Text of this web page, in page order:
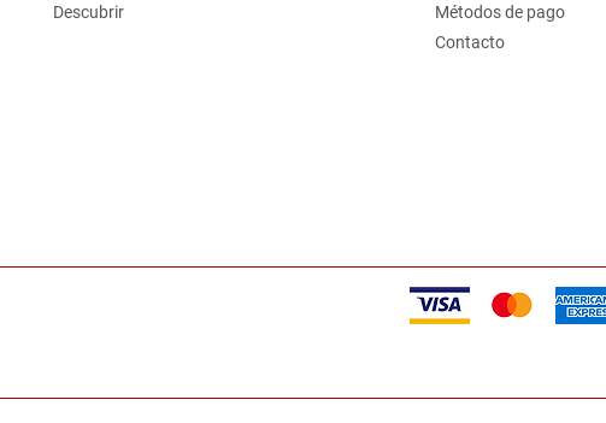
Descubrir
Métodos de pago
Contacto